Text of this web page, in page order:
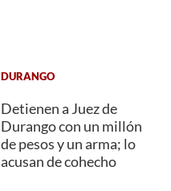
DURANGO
Detienen a Juez de
Durango con un millón
de pesos y un arma; lo
acusan de cohecho